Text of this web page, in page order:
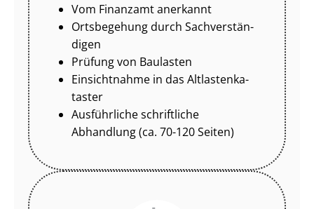
Vom Finanzamt anerkannt
Ortsbegehung durch Sach­ver­stän­
di­gen
Prüfung von Baulasten
Einsichtnahme in das Alt­las­ten­ka­
tas­ter
Ausführliche schriftliche
Abhandlung (ca. 70-120 Seiten)